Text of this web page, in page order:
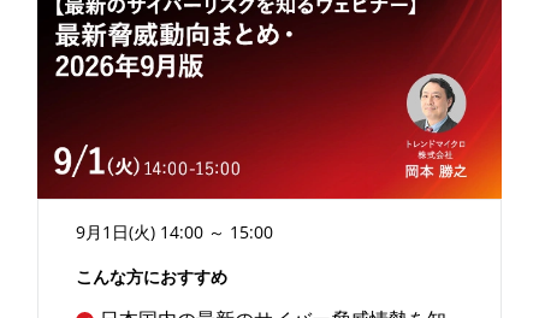
9月1日(火) 14:00 ～ 15:00
こんな方におすすめ